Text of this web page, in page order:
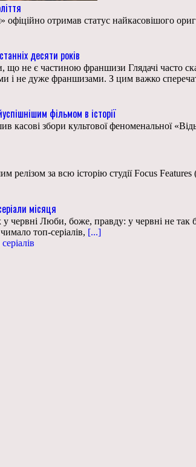
отримав статус найкасовішого
десяти років
що не є частиною франшизи Глядачі часто
і не дуже франшизами. З цим важко
фільмом в історії
касові збори культової феноменальної
релізом за всю історію студії Focus
місяця
червні Люби, боже, правду: у червні не так
топ-серіалів, [...]